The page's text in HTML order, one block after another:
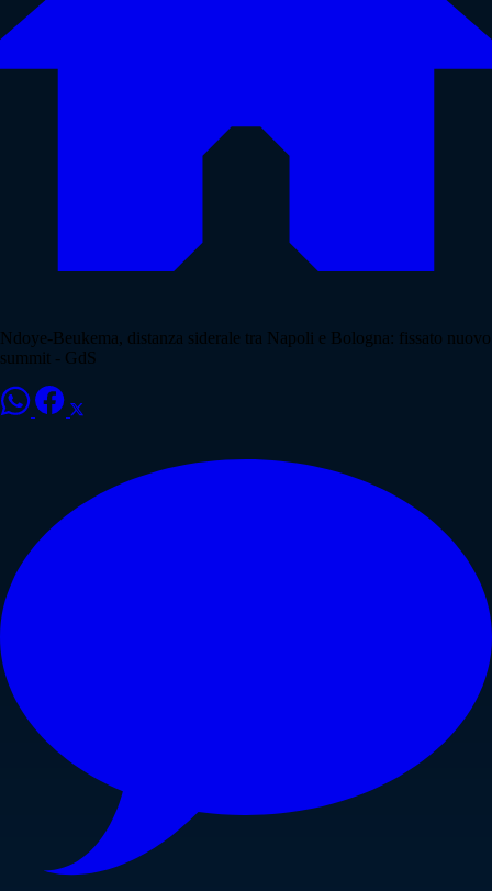
Ndoye-Beukema, distanza siderale tra Napoli e Bologna: fissato nuovo
summit - GdS